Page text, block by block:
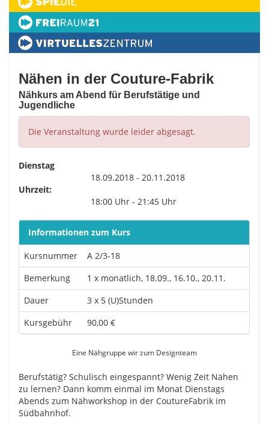
Nähen in der Couture-Fabrik
Nähkurs am Abend für Berufstätige und
Jugendliche
Die Veranstaltung wurde leider abgesagt.
Dienstag
18.09.2018 - 20.11.2018
Uhrzeit:
18:00 Uhr - 21:45 Uhr
Informationen zum Kurs
Kursnummer
A 2/3-18
Bemerkung
1 x monatlich, 18.09., 16.10., 20.11.
Dauer
3 x 5 (U)Stunden
Kursgebühr
90,00 €
Eine Nähgruppe wir zum Designteam
Berufstätig? Schulisch eingespannt? Wenig Zeit Nähen
zu lernen? Dann komm einmal im Monat Dienstags
Abends zum Nähworkshop in der CoutureFabrik im
Südbahnhof.